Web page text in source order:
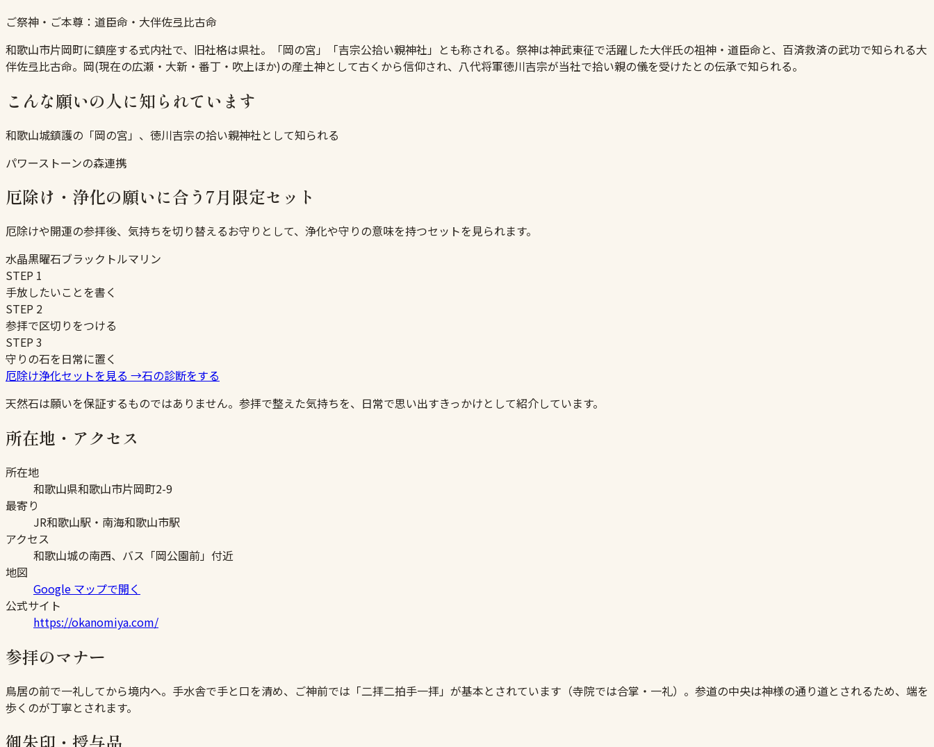
ご祭神・ご本尊： 道臣命・大伴佐弖比古命
和歌山市片岡町に鎮座する式内社で、旧社格は県社。「岡の宮」「吉宗公拾い親神社」とも称される。祭神は神武東征で活躍した大伴氏の祖神・道臣命と、百済救済の武功で知られる大
伴佐弖比古命。岡(現在の広瀬・大新・番丁・吹上ほか)の産土神として古くから信仰され、八代将軍徳川吉宗が当社で拾い親の儀を受けたとの伝承で知られる。
こんな願いの人に知られています
和歌山城鎮護の「岡の宮」、徳川吉宗の拾い親神社として知られる
パワーストーンの森連携
厄除け・浄化の願いに合う7月限定セット
厄除けや開運の参拝後、気持ちを切り替えるお守りとして、浄化や守りの意味を持つセットを見られます。
水晶黒曜石ブラックトルマリン
STEP 1
手放したいことを書く
STEP 2
参拝で区切りをつける
STEP3
守りの石を日常に置く
厄除け浄化セットを見る →石の診断をする
天然石は願いを保証するものではありません。参拝で整えた気持ちを、日常で思い出すきっかけとして紹介しています。
所在地・アクセス
所在地
和歌山県和歌山市片岡町2-9
最寄り
JR和歌山駅・南海和歌山市駅
アクセス
和歌山城の南西、バス「岡公園前」付近
地図
Google マップで開く
公式サイト
https://okanomiya.com/
参拝のマナー
鳥居の前で一礼してから境内へ。手水舎で手と口を清め、ご神前では「二拝二拍手一拝」が基本とされています（寺院では合掌・一礼）。参道の中央は神様の通り道とされるため、端を
歩くのが丁寧とされます。
御朱印・授与品